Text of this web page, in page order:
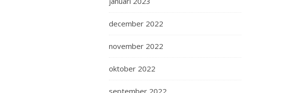
december 2022
november 2022
oktober 2022
september 2022